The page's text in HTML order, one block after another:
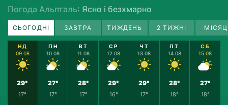
Погода Альпталь: Ясно і безхмарно
СЬОГОДНІ ЗАВТРА ТИЖДЕНЬ 2 ТИЖНІ
НД
09.08
29°
17°
ПН
10.08
27°
17°
ВТ
11.08
28°
17°
СР
12.08
29°
16°
ЧТ
13.08
29°
17°
ПТ
14.08
28°
18°
СБ
15.08
27°
18°